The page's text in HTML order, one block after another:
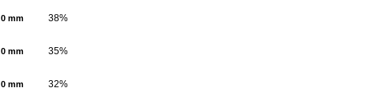
0 mm 38%
0 mm 35%
0 mm 32%